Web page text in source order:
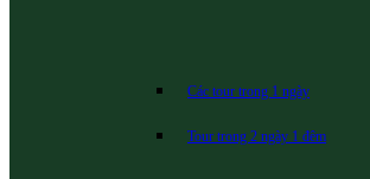
Các tour trong 1 ngày
Tour trong 2 ngày 1 đêm